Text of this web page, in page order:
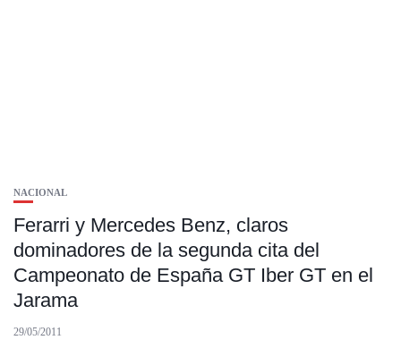
NACIONAL
Ferarri y Mercedes Benz, claros
dominadores de la segunda cita del
Campeonato de España GT Iber GT en el
Jarama
29/05/2011